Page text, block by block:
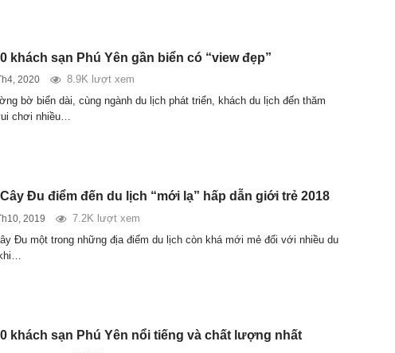
khách sạn Phú Yên gần biển có “view đẹp”
2020
8.9K lượt xem
bờ biển dài, cùng ngành du lịch phát triển, khách du lịch đến thăm
chơi nhiều…
Đu điểm đến du lịch “mới lạ” hấp dẫn giới trẻ 2018
2019
7.2K lượt xem
Đu một trong những địa điểm du lịch còn khá mới mẻ đối với nhiều du
khách sạn Phú Yên nổi tiếng và chất lượng nhất